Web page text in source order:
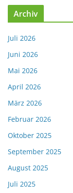
Archiv
Juli 2026
Juni 2026
Mai 2026
April 2026
März 2026
Februar 2026
Oktober 2025
September 2025
August 2025
Juli 2025